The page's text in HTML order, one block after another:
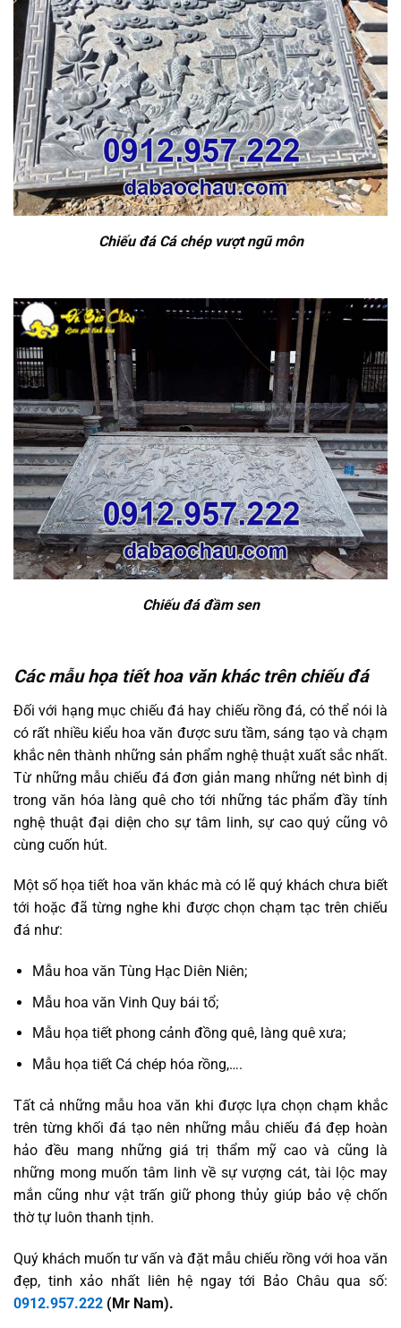
Chiếu đá Cá chép vượt ngũ môn
Chiếu đá đầm sen
Các mẫu họa tiết hoa văn khác trên chiếu đá
Đối với hạng mục chiếu đá hay chiếu rồng đá, có thể nói là
có rất nhiều kiểu hoa văn được sưu tầm, sáng tạo và chạm
khắc nên thành những sản phẩm nghệ thuật xuất sắc nhất.
Từ những mẫu chiếu đá đơn giản mang những nét bình dị
trong văn hóa làng quê cho tới những tác phẩm đầy tính
nghệ thuật đại diện cho sự tâm linh, sự cao quý cũng vô
cùng cuốn hút.
Một số họa tiết hoa văn khác mà có lẽ quý khách chưa biết
tới hoặc đã từng nghe khi được chọn chạm tạc trên chiếu
đá như:
Mẫu hoa văn Tùng Hạc Diên Niên;
Mẫu hoa văn Vinh Quy bái tổ;
Mẫu họa tiết phong cảnh đồng quê, làng quê xưa;
Mẫu họa tiết Cá chép hóa rồng,….
Tất cả những mẫu hoa văn khi được lựa chọn chạm khắc
trên từng khối đá tạo nên những mẫu chiếu đá đẹp hoàn
hảo đều mang những giá trị thẩm mỹ cao và cũng là
những mong muốn tâm linh về sự vượng cát, tài lộc may
mắn cũng như vật trấn giữ phong thủy giúp bảo vệ chốn
thờ tự luôn thanh tịnh.
Quý khách muốn tư vấn và đặt mẫu chiếu rồng với hoa văn
đẹp, tinh xảo nhất liên hệ ngay tới Bảo Châu qua số:
0912.957.222 (Mr Nam).